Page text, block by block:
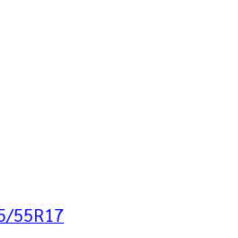
55R17